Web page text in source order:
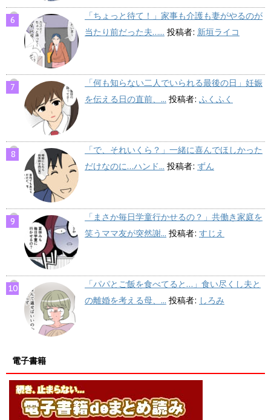
「ちょっと待て！」家事も介護も妻がやるのが
当たり前だった夫…... 投稿者: 新垣ライコ
「何も知らない二人でいられる最後の日」妊娠
を伝える日の直前、... 投稿者: ふくふく
「で、それいくら？」一緒に喜んでほしかった
だけなのに…ハンド... 投稿者: ずん
「まさか毎日学童行かせるの？」共働き家庭を
笑うママ友が突然謝... 投稿者: すじえ
「パパとご飯を食べてると…」食い尽くし夫と
の離婚を考える母、... 投稿者: しろみ
電子書籍